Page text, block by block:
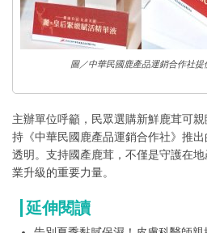
圖／中華民國鹿產品運銷合作社提
主辦單位呼籲，民眾選購新鮮鹿茸可
持《中華民國鹿產品運銷合作社》推
透明。支持國產鹿茸，不僅是守護在
業升級的重要力量。
延伸閱讀